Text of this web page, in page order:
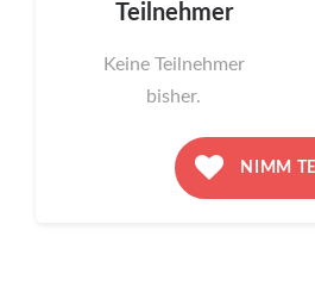
Teilnehmer
Keine Teilnehmer
bisher.
NIMM